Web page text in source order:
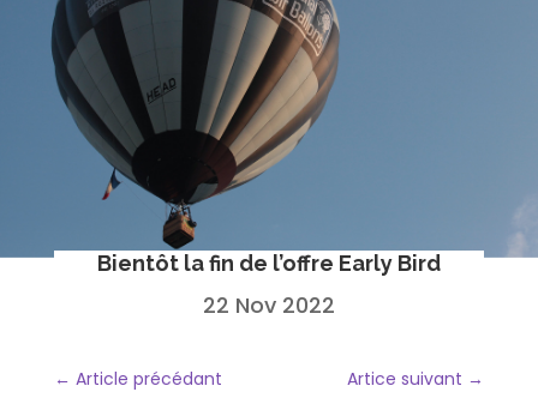
Bientôt la fin de l’offre Early Bird
22 Nov 2022
← Article précédant Artice suivant →